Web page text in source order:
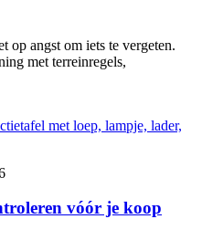
op angst om iets te vergeten.
met terreinregels,
vóór je koop